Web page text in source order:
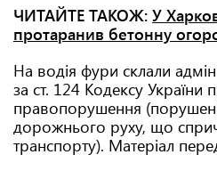
ЧИТАЙТЕ ТАКОЖ: У
протаранив бетонну
На водія фури склали
за ст. 124 Кодексу України
правопорушення
дорожнього руху, що
транспорту). Матеріал